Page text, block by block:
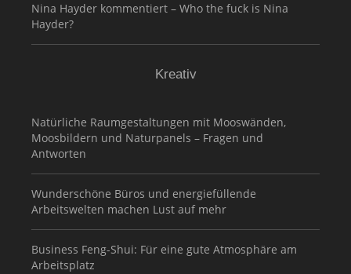
Nina Hayder kommentiert – Who the fuck is Nina
Hayder?
Kreativ
Natürliche Raumgestaltungen mit Mooswänden,
Moosbildern und Naturpanels – Fragen und
Antworten
Wunderschöne Büros und energiefüllende
Arbeitswelten machen Lust auf mehr
Business Feng-Shui: Für eine gute Atmosphäre am
Arbeitsplatz